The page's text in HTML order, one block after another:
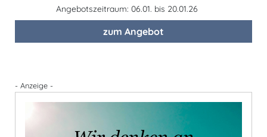
Angebotszeitraum: 06.01. bis 20.01.26
zum Angebot
- Anzeige -